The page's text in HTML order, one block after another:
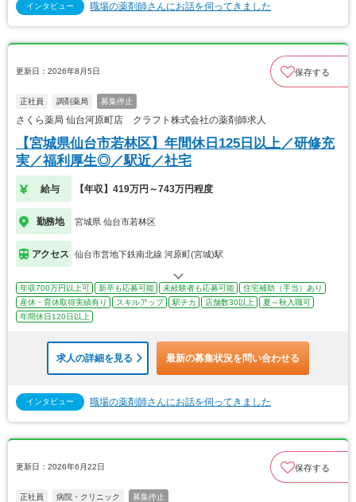
インタビュー 職場の薬剤師さんにお話を伺ってきました
更新日：2026年8月5日 保存する
正社員 調剤薬局 募集停止
さくら薬局 仙台河原町店 クラフト株式会社の薬剤師求人
【宮城県仙台市若林区】年間休日125日以上／研修充
実／福利厚生◎／駅近／社宅
給与 【年収】419万円～743万円程度
勤務地 宮城県 仙台市若林区
アクセス 仙台市営地下鉄南北線 河原町(宮城)駅
年収700万円以上可 新卒も応募可能 未経験者も応募可能
住宅補助（手当）あり
産休・育休取得実績有り
スキルアップ 駅チカ 店舗数30以上
夏～秋入職可
年間休日120日以上
求人の詳細を見る 最新の募集状況を問い合わせる
インタビュー 職場の薬剤師さんにお話を伺ってきました
更新日：2026年6月22日 保存する
正社員 病院・クリニック 募集停止